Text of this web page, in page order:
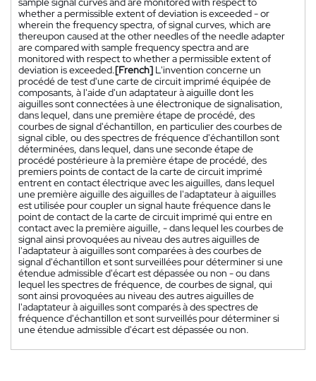
whether a permissible extent of deviation is exceeded - or
wherein the frequency spectra, of signal curves, which are
thereupon caused at the other needles of the needle adapter
are compared with sample frequency spectra and are
monitored with respect to whether a permissible extent of
deviation is exceeded.[French] L'invention concerne un
procédé de test d'une carte de circuit imprimé équipée de
composants, à l'aide d'un adaptateur à aiguille dont les
aiguilles sont connectées à une électronique de signalisation,
dans lequel, dans une première étape de procédé, des
courbes de signal d'échantillon, en particulier des courbes de
signal cible, ou des spectres de fréquence d'échantillon sont
déterminées, dans lequel, dans une seconde étape de
procédé postérieure à la première étape de procédé, des
premiers points de contact de la carte de circuit imprimé
entrent en contact électrique avec les aiguilles, dans lequel
une première aiguille des aiguilles de l'adaptateur à aiguilles
est utilisée pour coupler un signal haute fréquence dans le
point de contact de la carte de circuit imprimé qui entre en
contact avec la première aiguille, - dans lequel les courbes de
signal ainsi provoquées au niveau des autres aiguilles de
l'adaptateur à aiguilles sont comparées à des courbes de
signal d'échantillon et sont surveillées pour déterminer si une
étendue admissible d'écart est dépassée ou non - ou dans
lequel les spectres de fréquence, de courbes de signal, qui
sont ainsi provoquées au niveau des autres aiguilles de
l'adaptateur à aiguilles sont comparés à des spectres de
fréquence d'échantillon et sont surveillés pour déterminer si
une étendue admissible d'écart est dépassée ou non.